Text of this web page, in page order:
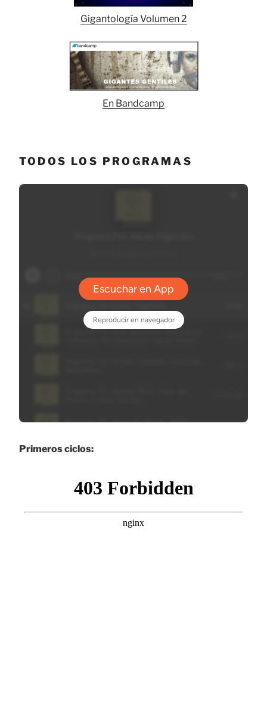
Gigantología Volumen 2
En Bandcamp
TODOS LOS PROGRAMAS
Primeros ciclos: